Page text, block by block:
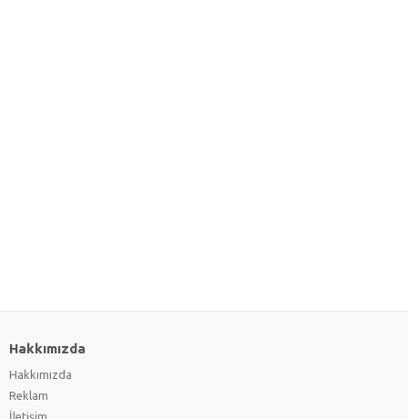
Hakkımızda
Hakkımızda
Reklam